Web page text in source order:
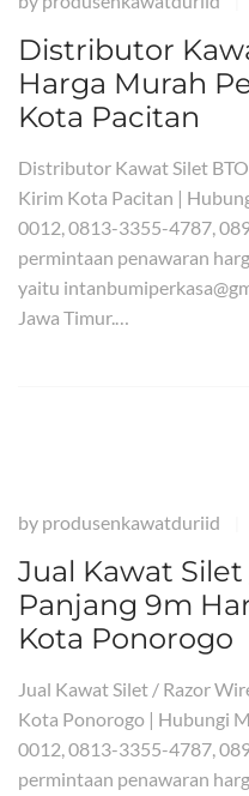
Distributor
Harga Murah
Kota Pacitan
Distributor Kawat Silet
Kirim Kota Pacitan |
0012, 0813-3355-4787,
permintaan penawaran
yaitu
Jawa Timur.…
by produsenkawatduriid
Jual Kawat
Panjang 9m
Kota Ponorogo
Jual Kawat Silet / Razor
Kota Ponorogo | Hubungi
0012, 0813-3355-4787,
permintaan penawaran